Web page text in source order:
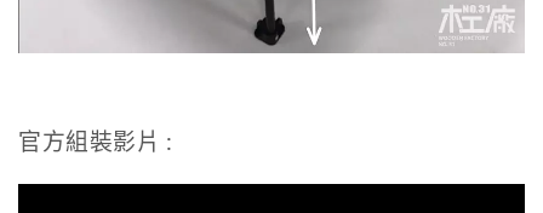
官方組裝影片 :